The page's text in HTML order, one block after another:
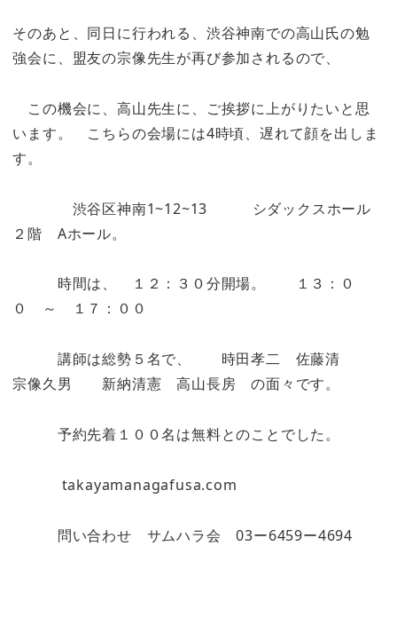
そのあと、同日に行われる、渋谷神南での高山氏の勉
強会に、盟友の宗像先生が再び参加されるので、
この機会に、高山先生に、ご挨拶に上がりたいと思
います。 こちらの会場には4時頃、遅れて顔を出しま
す。
渋谷区神南1~12~13 シダックスホール
２階 Aホール。
時間は、 １２：３０分開場。 １３：０
０ ～ １７：００
講師は総勢５名で、 時田孝二 佐藤清
宗像久男 新納清憲 高山長房 の面々です。
予約先着１００名は無料とのことでした。
takayamanagafusa.com
問い合わせ サムハラ会 03ー6459ー4694